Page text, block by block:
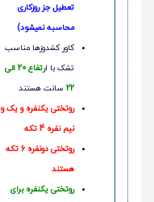
تعطیل جز روزکاری
محاسبه نمیشود)
کاور کشدوزها مناسب
تشک با ا
رتفاع 20 الی
22 سانت هستند
روتختی یکنفره و یک و
نیم نفره 4 تکه
روتختی دونفره 6 تکه
هستند
روتختی یکنفره برای